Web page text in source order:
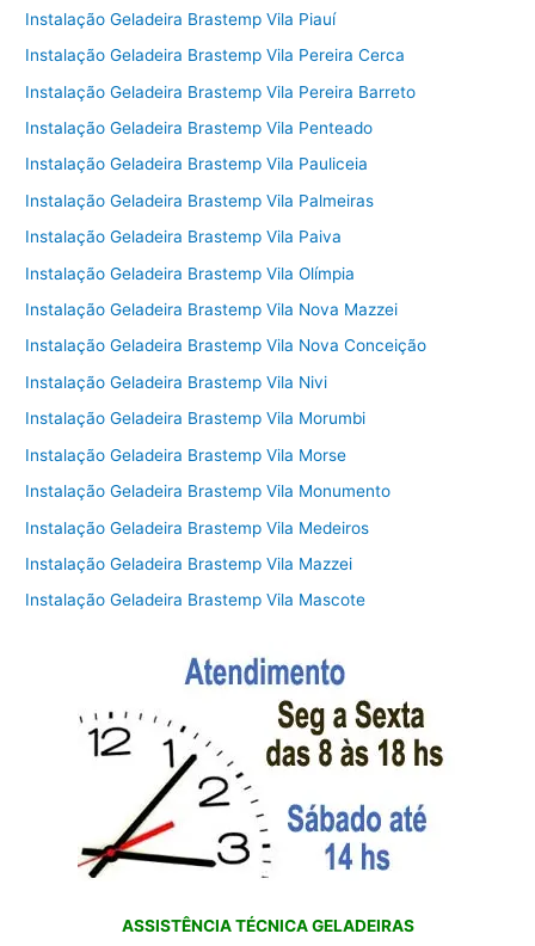
Instalação Geladeira Brastemp Vila Piauí
Instalação Geladeira Brastemp Vila Pereira Cerca
Instalação Geladeira Brastemp Vila Pereira Barreto
Instalação Geladeira Brastemp Vila Penteado
Instalação Geladeira Brastemp Vila Pauliceia
Instalação Geladeira Brastemp Vila Palmeiras
Instalação Geladeira Brastemp Vila Paiva
Instalação Geladeira Brastemp Vila Olímpia
Instalação Geladeira Brastemp Vila Nova Mazzei
Instalação Geladeira Brastemp Vila Nova Conceição
Instalação Geladeira Brastemp Vila Nivi
Instalação Geladeira Brastemp Vila Morumbi
Instalação Geladeira Brastemp Vila Morse
Instalação Geladeira Brastemp Vila Monumento
Instalação Geladeira Brastemp Vila Medeiros
Instalação Geladeira Brastemp Vila Mazzei
Instalação Geladeira Brastemp Vila Mascote
ASSISTÊNCIA TÉCNICA GELADEIRAS